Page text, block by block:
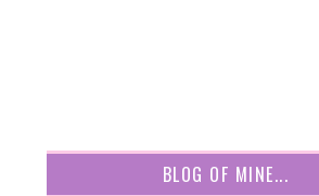
BLOG OF MINE...